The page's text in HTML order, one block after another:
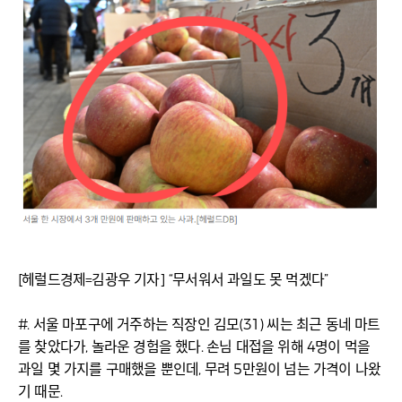
[헤럴드경제=김광우 기자] “무서워서 과일도 못 먹겠다”
#. 서울 마포구에 거주하는 직장인 김모(31) 씨는 최근 동네 마트
를 찾았다가, 놀라운 경험을 했다. 손님 대접을 위해 4명이 먹을
과일 몇 가지를 구매했을 뿐인데, 무려 5만원이 넘는 가격이 나왔
기 때문.